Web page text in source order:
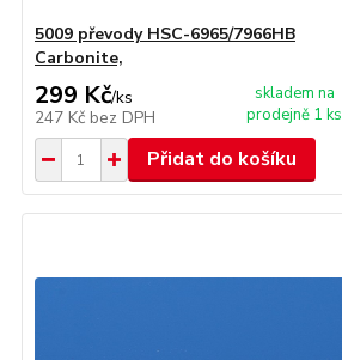
5009 převody HSC-6965/7966HB
Carbonite,
299 Kč/ks
247 Kč bez DPH
skladem na
prodejně 1 ks
Přidat do košíku